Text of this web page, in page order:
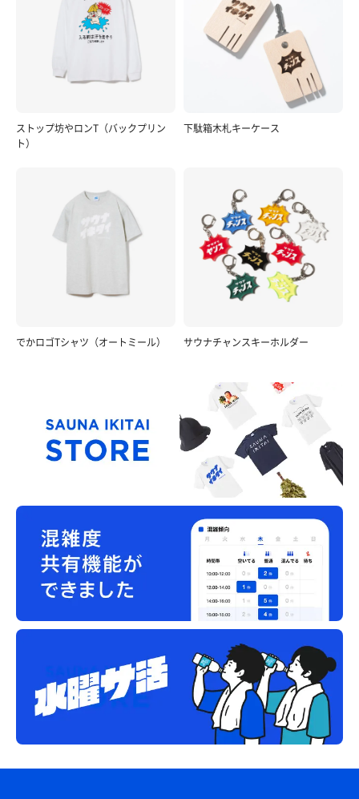
ストップ坊やロンT（バックプリン
ト）
下駄箱木札キーケース
でかロゴTシャツ（オートミール） サウナチャンスキーホルダー